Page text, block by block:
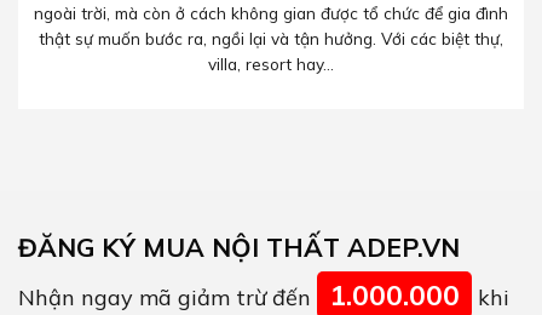
ngoài trời, mà còn ở cách không gian được tổ chức để gia đình
thật sự muốn bước ra, ngồi lại và tận hưởng. Với các biệt thự,
villa, resort hay...
ĐĂNG KÝ MUA NỘI THẤT ADEP.VN
Nhận ngay mã giảm trừ đến 1.000.000
khi